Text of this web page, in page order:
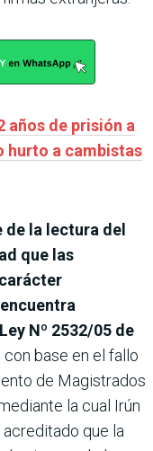
años de prisión a
hurto a cambistas
de la lectura del
que las
Nº 2532/05 de
con base en el fallo
de Magistrados
la cual Irún
que la